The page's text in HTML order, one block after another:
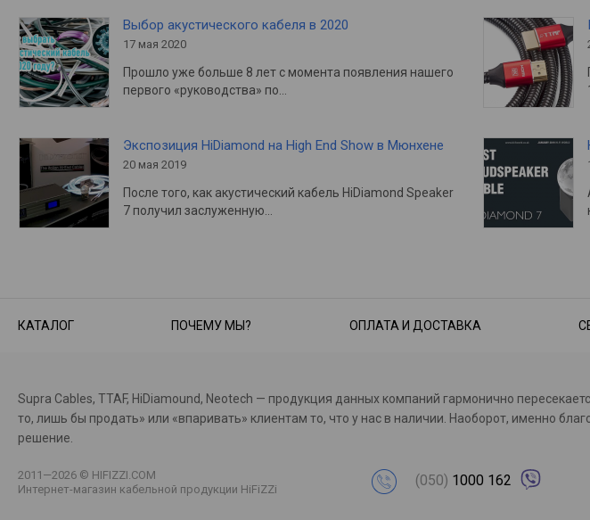
Выбор акустического кабеля в 2020
17 мая 2020
Прошло уже больше 8 лет с момента появления нашего
первого «руководства» по…
Экспозиция HiDiamond на High End Show в Мюнхене
20 мая 2019
После того, как акустический кабель HiDiamond Speaker
7 получил заслуженную…
КАТАЛОГ ПОЧЕМУ МЫ? ОПЛАТА И ДОСТАВКА
Supra Cables, TTAF, HiDiamound, Neotech — продукция данных компаний гармонично
то, лишь бы продать» или «впаривать» клиентам то, что у нас в наличии. Наоборот, именно
решение.
(050) 1000 162
2011—2026 © HIFIZZI.COM
Интернет-магазин кабельной продукции HiFiZZi